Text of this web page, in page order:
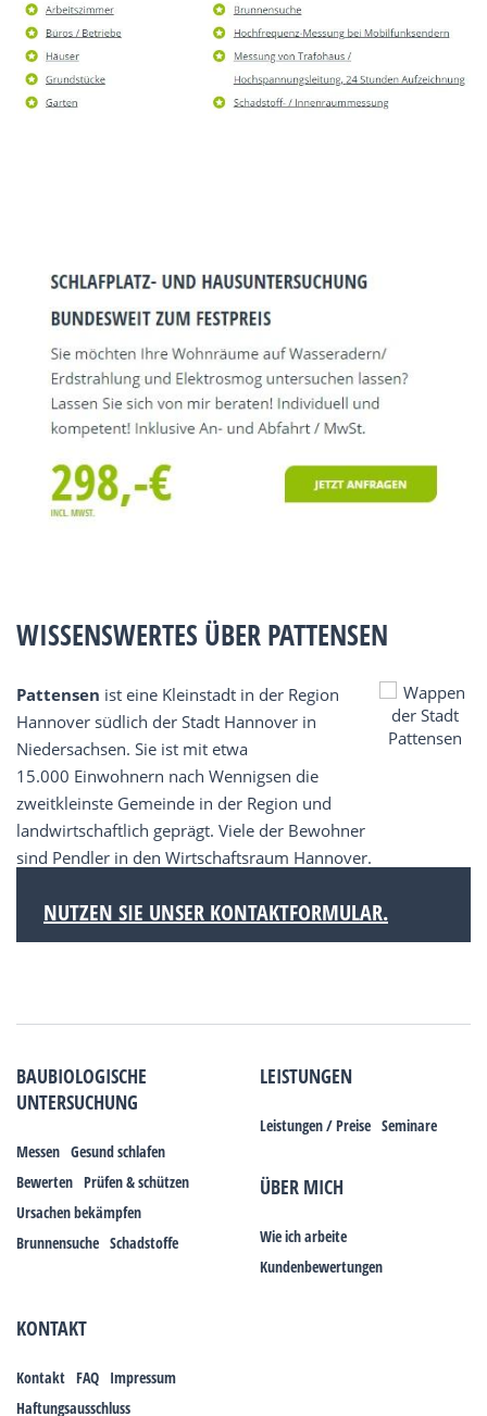
WISSENSWERTES ÜBER PATTENSEN
Pattensen ist eine Kleinstadt in der Region
Hannover südlich der Stadt Hannover in
Niedersachsen. Sie ist mit etwa
15.000 Einwohnern nach Wennigsen die
zweitkleinste Gemeinde in der Region und
landwirtschaftlich geprägt. Viele der Bewohner
sind Pendler in den Wirtschaftsraum Hannover.
NUTZEN SIE UNSER KONTAKTFORMULAR.
BAUBIOLOGISCHE
UNTERSUCHUNG
Messen Gesund schlafen
Bewerten Prüfen & schützen
Ursachen bekämpfen
Brunnensuche Schadstoffe
LEISTUNGEN
Leistungen / Preise Seminare
ÜBER MICH
Wie ich arbeite
Kundenbewertungen
KONTAKT
Kontakt FAQ Impressum
Haftungsausschluss